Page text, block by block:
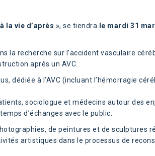
la vie d’après », se tiendra le mardi 31
la recherche sur l’accident vasculaire
après un AVC
dédiée à l’AVC (incluant l’hémorragie
sociologue et médecins autour des
d’échanges avec le public.
de peintures et de sculptures
artistiques dans le processus de